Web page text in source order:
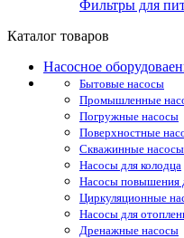
Фильтры для
Каталог товаров
Насосное
Бытовые насосы
Промышленные
Погружные насосы
Поверхностные
Скважинные насосы
Насосы для колодца
Насосы повышения
Циркуляционные
Насосы для
Дренажные насосы